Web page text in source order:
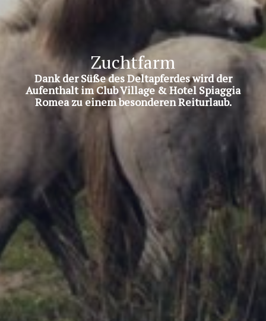
Zuchtfarm
Dank der Süße des Deltapferdes wird der
Aufenthalt im Club Village & Hotel Spiaggia
Romea zu einem besonderen Reiturlaub.